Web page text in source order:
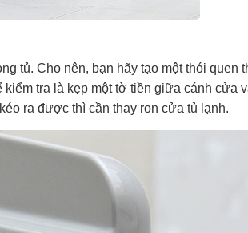
tủ. Cho nên, bạn hãy tạo một thói quen
tra là kẹp một tờ tiền giữa cánh cửa
ra được thì cần thay ron cửa tủ lạnh.